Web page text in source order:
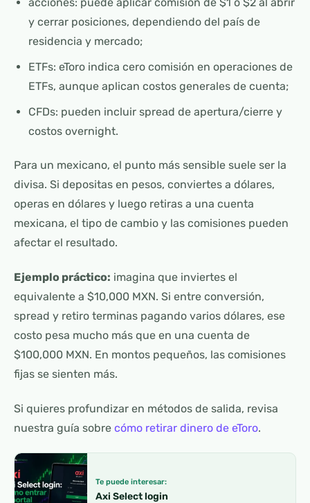
y cerrar posiciones, dependiendo del país de
residencia y mercado;
ETFs: eToro indica cero comisión en operaciones de
ETFs, aunque aplican costos generales de cuenta;
CFDs: pueden incluir spread de apertura/cierre y
costos overnight.
Para un mexicano, el punto más sensible suele ser la
divisa. Si depositas en pesos, conviertes a dólares,
operas en dólares y luego retiras a una cuenta
mexicana, el tipo de cambio y las comisiones pueden
afectar el resultado.
Ejemplo práctico: imagina que inviertes el
equivalente a $10,000 MXN. Si entre conversión,
spread y retiro terminas pagando varios dólares, ese
costo pesa mucho más que en una cuenta de
$100,000 MXN. En montos pequeños, las comisiones
fijas se sienten más.
Si quieres profundizar en métodos de salida, revisa
nuestra guía sobre cómo retirar dinero de eToro.
Te puede interesar:
Axi Select login